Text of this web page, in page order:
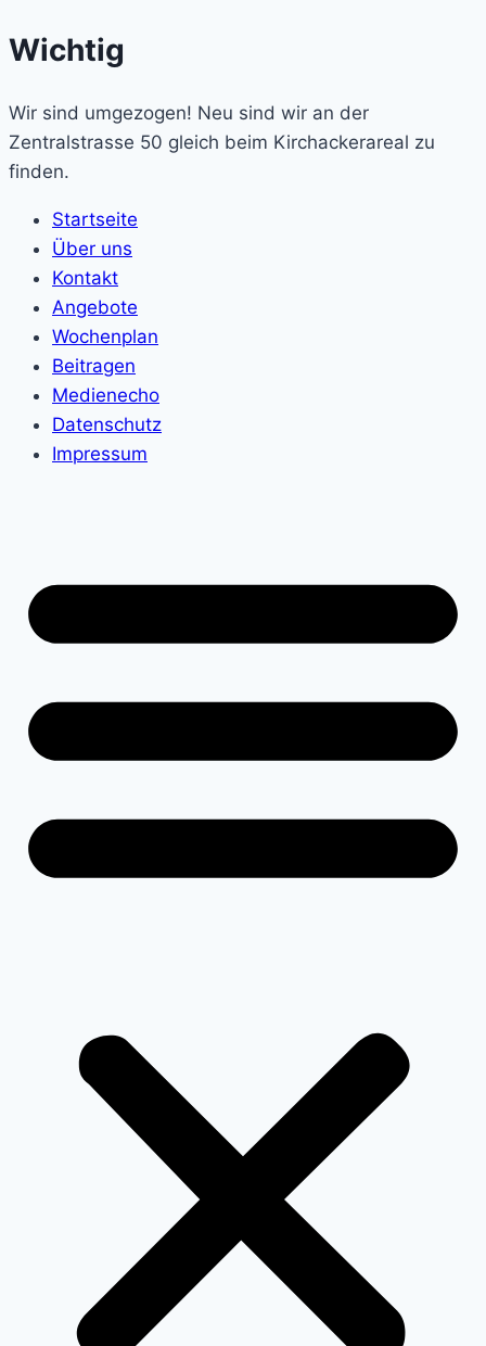
Wichtig
Wir sind umgezogen! Neu sind wir an der
Zentralstrasse 50 gleich beim Kirchackerareal zu
finden.
Startseite
Über uns
Kontakt
Angebote
Wochenplan
Beitragen
Medienecho
Datenschutz
Impressum